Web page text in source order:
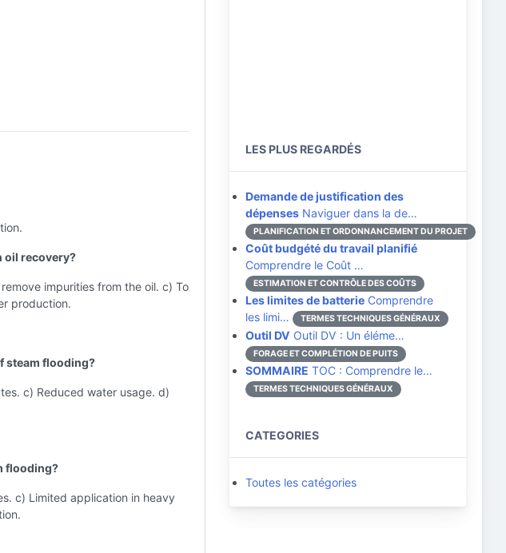
oil recovery?
impurities from the oil. c) To
production.
steam flooding?
c) Reduced water usage. d)
flooding?
c) Limited application in heavy
LES PLUS REGARDÉS
Demande de justification des
dépenses Naviguer dans la de…
PLANIFICATION ET ORDONNANCEMENT DU PROJET
Coût budgété du travail planifié
Comprendre le Coût …
ESTIMATION ET CONTRÔLE DES COÛTS
Les limites de batterie Comprendre
les limi…
TERMES TECHNIQUES GÉNÉRAUX
Outil DV Outil DV : Un éléme…
FORAGE ET COMPLÉTION DE PUITS
SOMMAIRE TOC : Comprendre le…
TERMES TECHNIQUES GÉNÉRAUX
CATEGORIES
Toutes les catégories